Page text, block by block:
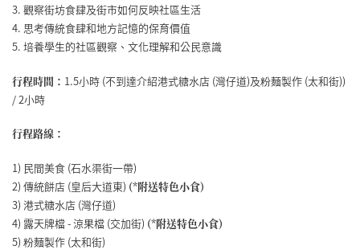
3. 觀察街坊食肆及街市如何反映社區生活
4. 思考傳統食肆和地方記憶的保育價值
5. 培養學生的社區觀察、文化理解和公民意識
行程時間： 1.5小時 (不到達介紹港式糖水店 (灣仔道)及粉麵製作 (太和街))
/ 2小時
行程路線：
1) 民間美食 (石水渠街一帶)
2) 傳統餅店 (皇后大道東) (*附送特色小食)
3) 港式糖水店 (灣仔道)
4) 露天牌檔 - 涼果檔 (交加街) (*附送特色小食)
5) 粉麵製作 (太和街)